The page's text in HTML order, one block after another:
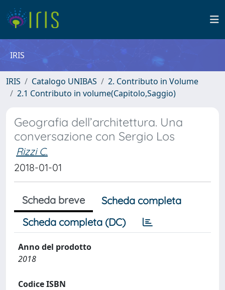
IRIS
IRIS Catalogo UNIBAS
2. Contributo in Volume
2.1 Contributo in volume(Capitolo,Saggio)
Geografia dell’architettura. Una
conversazione con Sergio Los
Rizzi C.
2018-01-01
Scheda breve
Scheda completa
Scheda completa (DC)
Anno del prodotto
2018
Codice ISBN